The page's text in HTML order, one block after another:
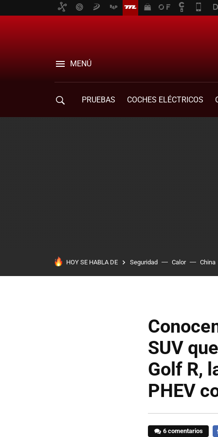
MENÚ
PRUEBAS COCHES ELÉCTRICOS
HOY SE HABLA DE Seguridad Calor China
SUV
Golf R,
PHEV
6 comentarios